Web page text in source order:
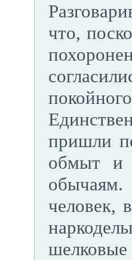
что,
пришли
обмыт и
человек,